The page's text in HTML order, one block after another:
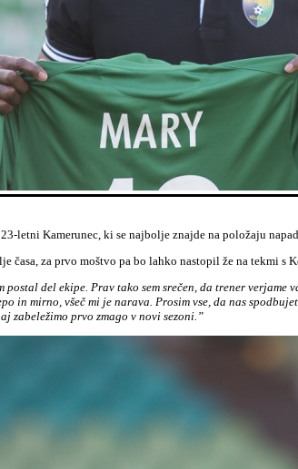
letni Kamerunec, ki se najbolje znajde na položaju
časa, za prvo moštvo pa bo lahko nastopil že na tekmi s
postal del ekipe. Prav tako sem srečen, da trener
in mirno, všeč mi je narava. Prosim vse, da nas
zabeležimo prvo zmago v novi sezoni.”